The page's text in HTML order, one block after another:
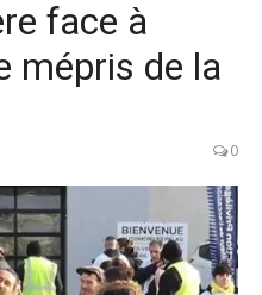
et
engagée
face à
mépris de la
0